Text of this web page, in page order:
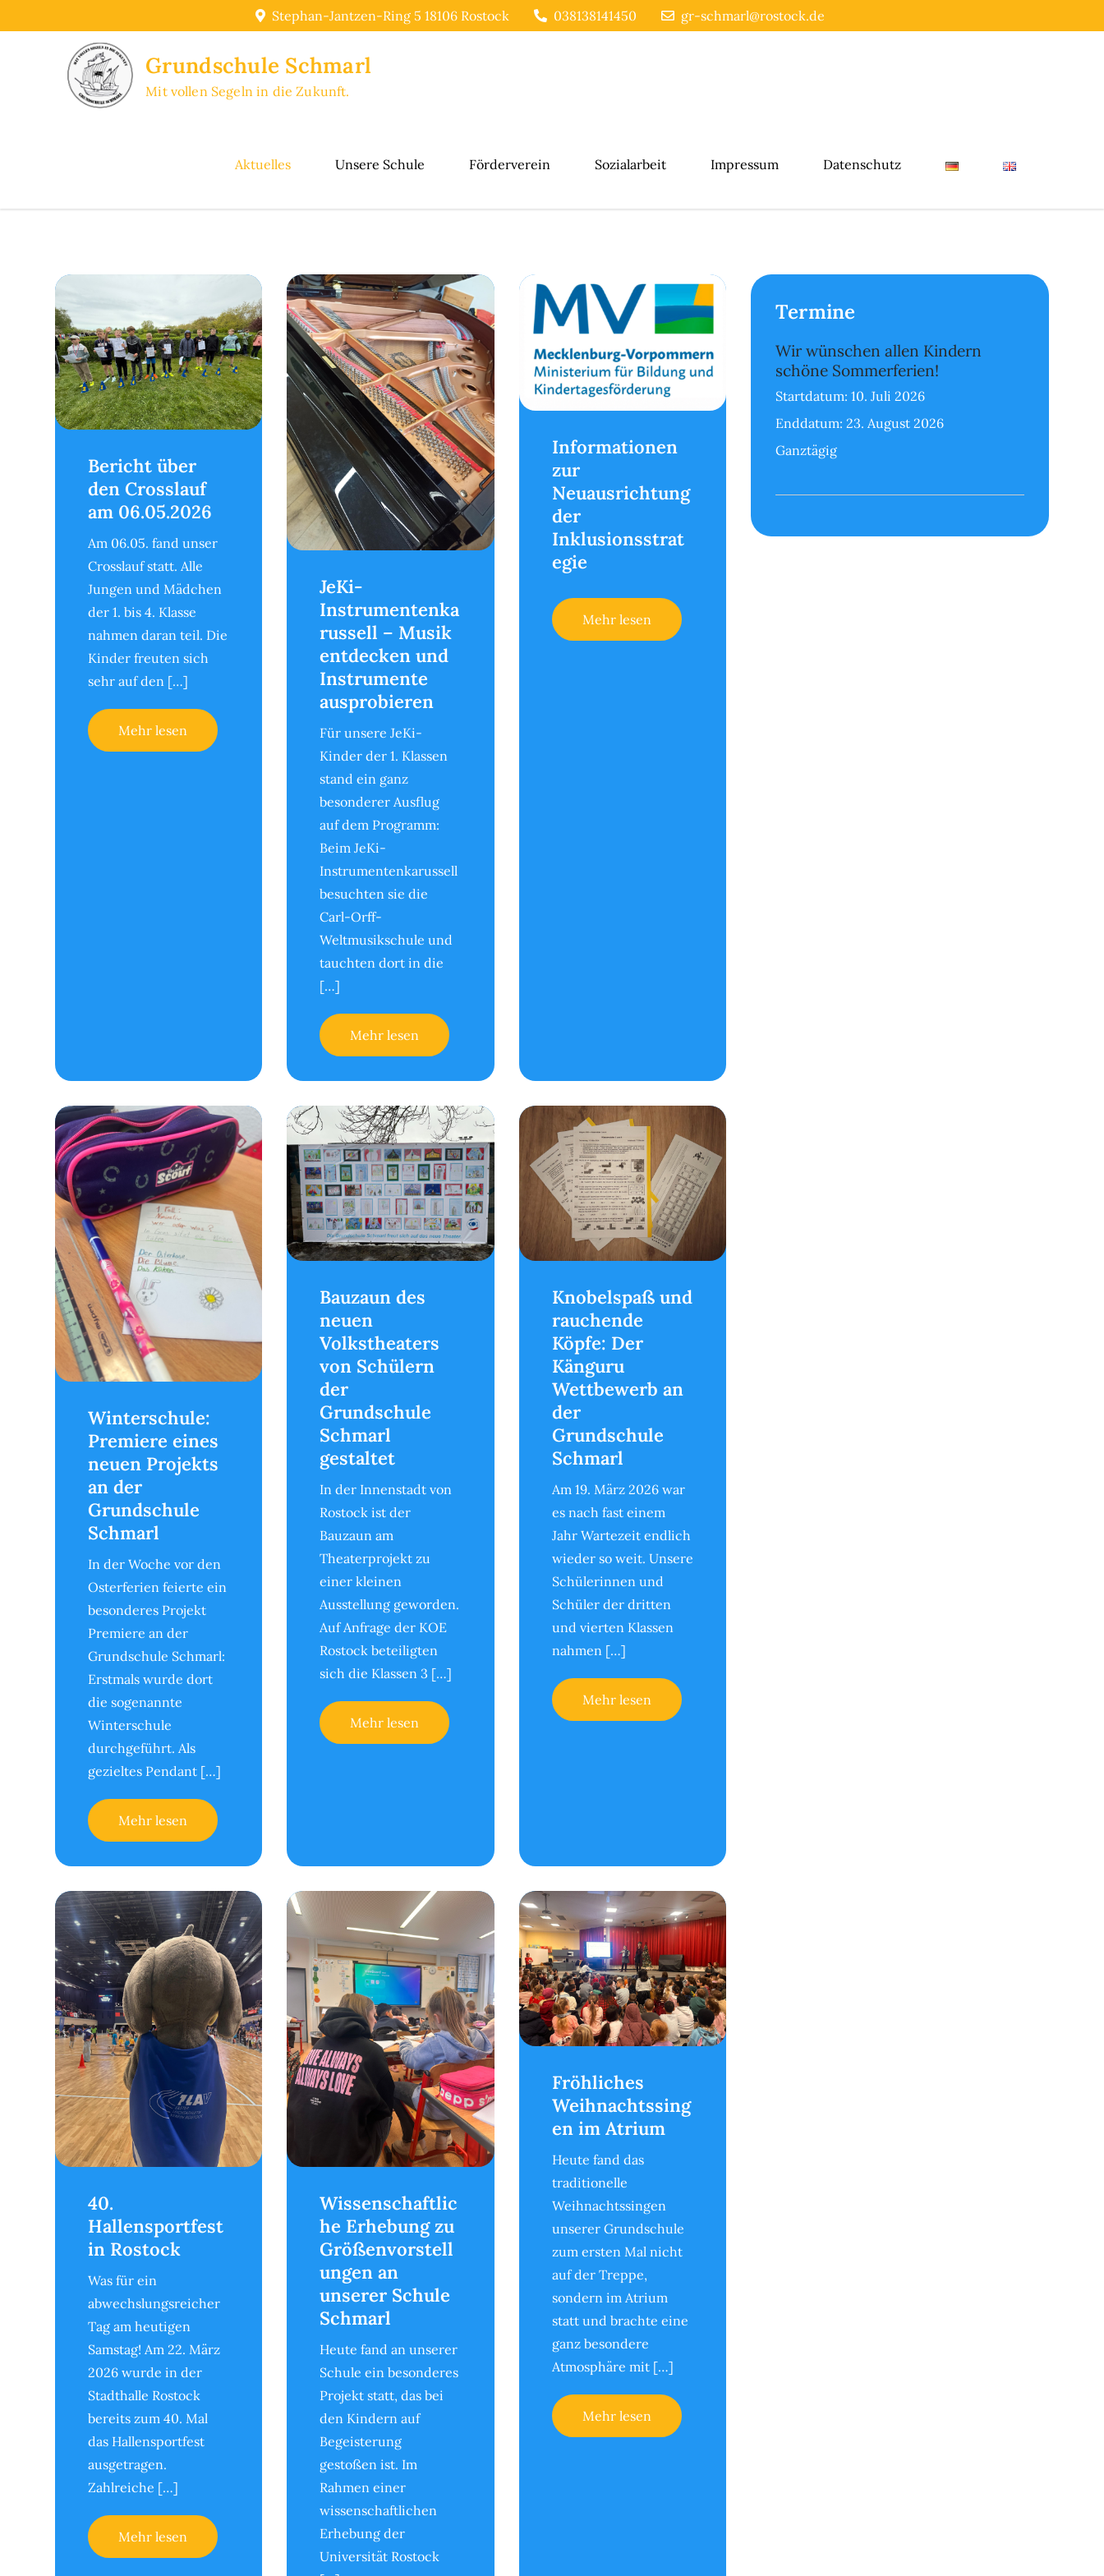
to
Stephan-Jantzen-Ring 5 18106 Rostock 038138141450 gr-schmarl@rostock.de
Grundschule Schmarl
Mit vollen Segeln in die Zukunft.
Aktuelles Unsere Schule Förderverein Sozialarbeit Impressum Datenschutz
Bericht über
den Crosslauf
am 06.05.2026
Am 06.05. fand unser
Crosslauf statt. Alle
Jungen und Mädchen
der 1. bis 4. Klasse
nahmen daran teil. Die
Kinder freuten sich
sehr auf den […]
Mehr lesen
JeKi-
Instrumentenka
russell – Musik
entdecken und
Instrumente
ausprobieren
Für unsere JeKi-
Kinder der 1. Klassen
stand ein ganz
besonderer Ausflug
auf dem Programm:
Beim JeKi-
Instrumentenkarussell
besuchten sie die
Carl-Orff-
Weltmusikschule und
tauchten dort in die
[…]
Mehr lesen
Informationen
zur
Neuausrichtung
der
Inklusionsstrat
egie
Mehr lesen
Winterschule:
Premiere eines
neuen Projekts
an der
Grundschule
Schmarl
In der Woche vor den
Osterferien feierte ein
besonderes Projekt
Premiere an der
Grundschule Schmarl:
Erstmals wurde dort
die sogenannte
Winterschule
durchgeführt. Als
gezieltes Pendant […]
Mehr lesen
Bauzaun des
neuen
Volkstheaters
von Schülern
der
Grundschule
Schmarl
gestaltet
In der Innenstadt von
Rostock ist der
Bauzaun am
Theaterprojekt zu
einer kleinen
Ausstellung geworden.
Auf Anfrage der KOE
Rostock beteiligten
sich die Klassen 3 […]
Mehr lesen
Knobelspaß und
rauchende
Köpfe: Der
Känguru
Wettbewerb an
der
Grundschule
Schmarl
Am 19. März 2026 war
es nach fast einem
Jahr Wartezeit endlich
wieder so weit. Unsere
Schülerinnen und
Schüler der dritten
und vierten Klassen
nahmen […]
Mehr lesen
40.
Hallensportfest
in Rostock
Was für ein
abwechslungsreicher
Tag am heutigen
Samstag! Am 22. März
2026 wurde in der
Stadthalle Rostock
bereits zum 40. Mal
das Hallensportfest
ausgetragen.
Zahlreiche […]
Mehr lesen
Wissenschaftlic
he Erhebung zu
Größenvorstell
ungen an
unserer Schule
Schmarl
Heute fand an unserer
Schule ein besonderes
Projekt statt, das bei
den Kindern auf
Begeisterung
gestoßen ist. Im
Rahmen einer
wissenschaftlichen
Erhebung der
Universität Rostock
Fröhliches
Weihnachtssing
en im Atrium
Heute fand das
traditionelle
Weihnachtssingen
unserer Grundschule
zum ersten Mal nicht
auf der Treppe,
sondern im Atrium
statt und brachte eine
ganz besondere
Atmosphäre mit […]
Mehr lesen
Termine
Wir wünschen allen Kindern
schöne Sommerferien!
Startdatum: 10. Juli 2026
Enddatum: 23. August 2026
Ganztägig